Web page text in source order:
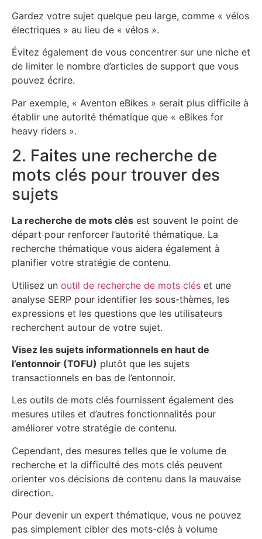
Gardez votre sujet quelque peu large, comme « vélos
électriques » au lieu de « vélos ».
Évitez également de vous concentrer sur une niche et
de limiter le nombre d’articles de support que vous
pouvez écrire.
Par exemple, « Aventon eBikes » serait plus difficile à
établir une autorité thématique que « eBikes for
heavy riders ».
2. Faites une recherche de
mots clés pour trouver des
sujets
La recherche de mots clés est souvent le point de
départ pour renforcer l’autorité thématique. La
recherche thématique vous aidera également à
planifier votre stratégie de contenu.
Utilisez un outil de recherche de mots clés et une
analyse SERP pour identifier les sous-thèmes, les
expressions et les questions que les utilisateurs
recherchent autour de votre sujet.
Visez les sujets informationnels en haut de
l’entonnoir (TOFU) plutôt que les sujets
transactionnels en bas de l’entonnoir.
Les outils de mots clés fournissent également des
mesures utiles et d’autres fonctionnalités pour
améliorer votre stratégie de contenu.
Cependant, des mesures telles que le volume de
recherche et la difficulté des mots clés peuvent
orienter vos décisions de contenu dans la mauvaise
direction.
Pour devenir un expert thématique, vous ne pouvez
pas simplement cibler des mots-clés à volume